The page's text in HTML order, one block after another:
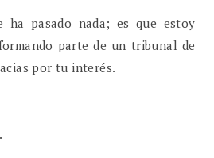
ha pasado nada; es que estoy
parte de un tribunal de
por tu interés.